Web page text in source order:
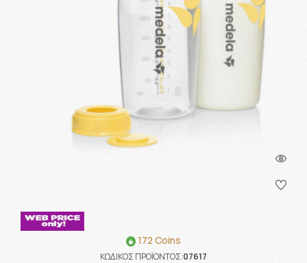
172 Coins
ΚΩΔΙΚΟΣ ΠΡΟΪΟΝΤΟΣ:07617